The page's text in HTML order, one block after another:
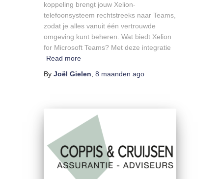
koppeling brengt jouw Xelion-
telefoonsysteem rechtstreeks naar Teams,
zodat je alles vanuit één vertrouwde
omgeving kunt beheren. Wat biedt Xelion
for Microsoft Teams? Met deze integratie
Read more
By Joël Gielen 8 maanden ago